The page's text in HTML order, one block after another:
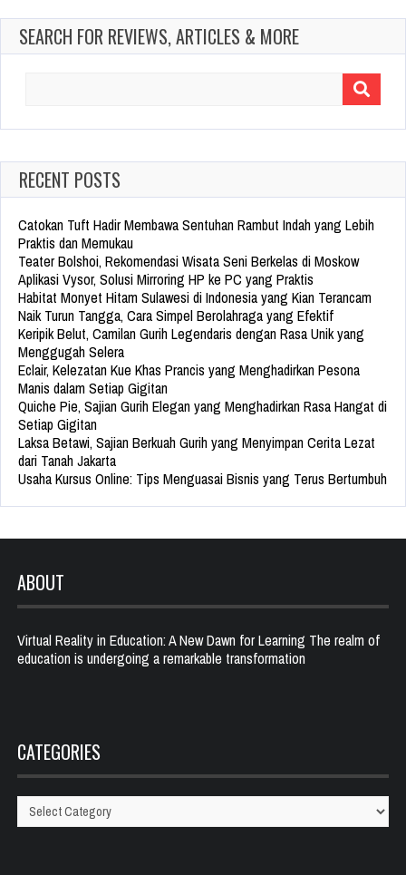
SEARCH FOR REVIEWS, ARTICLES & MORE
RECENT POSTS
Catokan Tuft Hadir Membawa Sentuhan Rambut Indah yang Lebih
Praktis dan Memukau
Teater Bolshoi, Rekomendasi Wisata Seni Berkelas di Moskow
Aplikasi Vysor, Solusi Mirroring HP ke PC yang Praktis
Habitat Monyet Hitam Sulawesi di Indonesia yang Kian Terancam
Naik Turun Tangga, Cara Simpel Berolahraga yang Efektif
Keripik Belut, Camilan Gurih Legendaris dengan Rasa Unik yang
Menggugah Selera
Eclair, Kelezatan Kue Khas Prancis yang Menghadirkan Pesona
Manis dalam Setiap Gigitan
Quiche Pie, Sajian Gurih Elegan yang Menghadirkan Rasa Hangat di
Setiap Gigitan
Laksa Betawi, Sajian Berkuah Gurih yang Menyimpan Cerita Lezat
dari Tanah Jakarta
Usaha Kursus Online: Tips Menguasai Bisnis yang Terus Bertumbuh
ABOUT
Virtual Reality in Education: A New Dawn for Learning The realm of
education is undergoing a remarkable transformation
CATEGORIES
Categories